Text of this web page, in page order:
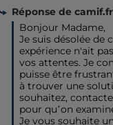
Réponse de camif.fr
Bonjour Madame,
Je suis désolée de
expérience n'ait
vos attentes. Je
puisse être
à trouver une
souhaitez,
pour qu’on
Je vous souhaite